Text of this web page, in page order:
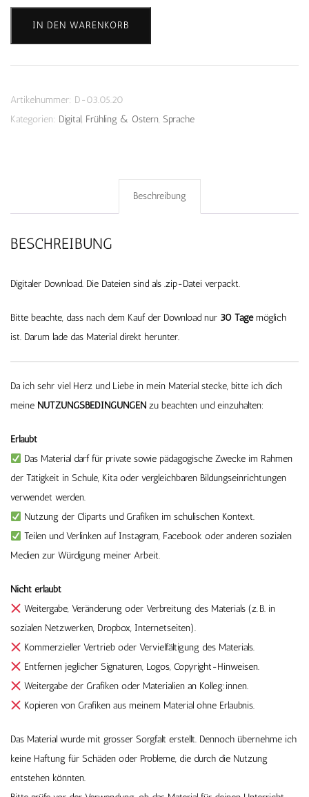
Schnipp
Schnapp
Ostern
-
Menge
IN DEN WARENKORB
Artikelnummer: D-03.05.20
Kategorien: Digital, Frühling & Ostern, Sprache
Beschreibung
BESCHREIBUNG
Digitaler Download. Die Dateien sind als .zip-Datei verpackt.
Bitte beachte, dass nach dem Kauf der Download nur 30 Tagemöglich
ist. Darum lade das Material direkt herunter.
Da ich sehr viel Herz und Liebe in mein Material stecke, bitte ich dich
meine NUTZUNGSBEDINGUNGEN zu beachten und einzuhalten:
Erlaubt
Das Material darf für private sowie pädagogische Zwecke im Rahmen
der Tätigkeit in Schule, Kita oder vergleichbaren Bildungseinrichtungen
verwendet werden.
Nutzung der Cliparts und Grafiken im schulischen Kontext.
Teilen und Verlinken auf Instagram, Facebook oder anderen sozialen
Medien zur Würdigung meiner Arbeit.
Nicht erlaubt
Weitergabe, Veränderung oder Verbreitung des Materials (z. B. in
sozialen Netzwerken, Dropbox, Internetseiten).
Kommerzieller Vertrieb oder Vervielfältigung des Materials.
Entfernen jeglicher Signaturen, Logos, Copyright-Hinweisen.
Weitergabe der Grafiken oder Materialien an Kolleg:innen.
Kopieren von Grafiken aus meinem Material ohne Erlaubnis.
Das Material wurde mit grosser Sorgfalt erstellt. Dennoch übernehme ich
keine Haftung für Schäden oder Probleme, die durch die Nutzung
entstehen könnten.